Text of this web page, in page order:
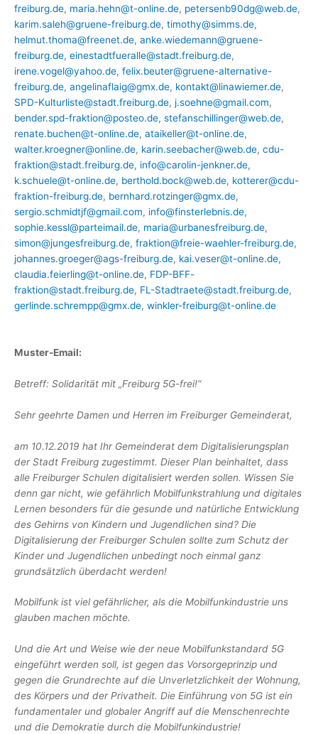
freiburg.de, maria.hehn@t-online.de, petersenb90dg@web.de,
karim.saleh@gruene-freiburg.de, timothy@simms.de,
helmut.thoma@freenet.de, anke.wiedemann@gruene-
freiburg.de, einestadtfueralle@stadt.freiburg.de,
irene.vogel@yahoo.de, felix.beuter@gruene-alternative-
freiburg.de, angelinaflaig@gmx.de, kontakt@linawiemer.de,
SPD-Kulturliste@stadt.freiburg.de, j.soehne@gmail.com,
bender.spd-fraktion@posteo.de, stefanschillinger@web.de,
renate.buchen@t-online.de, ataikeller@t-online.de,
walter.kroegner@online.de, karin.seebacher@web.de, cdu-
fraktion@stadt.freiburg.de, info@carolin-jenkner.de,
k.schuele@t-online.de, berthold.bock@web.de, kotterer@cdu-
fraktion-freiburg.de, bernhard.rotzinger@gmx.de,
sergio.schmidtjf@gmail.com, info@finsterlebnis.de,
sophie.kessl@parteimail.de, maria@urbanesfreiburg.de,
simon@jungesfreiburg.de, fraktion@freie-waehler-freiburg.de,
johannes.groeger@ags-freiburg.de, kai.veser@t-online.de,
claudia.feierling@t-online.de, FDP-BFF-
fraktion@stadt.freiburg.de, FL-Stadtraete@stadt.freiburg.de,
gerlinde.schrempp@gmx.de, winkler-freiburg@t-online.de
Muster-Email:
Betreff: Solidarität mit „Freiburg 5G-frei!“
Sehr geehrte Damen und Herren im Freiburger Gemeinderat,
am 10.12.2019 hat Ihr Gemeinderat dem Digitalisierungsplan
der Stadt Freiburg zugestimmt. Dieser Plan beinhaltet, dass
alle Freiburger Schulen digitalisiert werden sollen. Wissen Sie
denn gar nicht, wie gefährlich Mobilfunkstrahlung und digitales
Lernen besonders für die gesunde und natürliche Entwicklung
des Gehirns von Kindern und Jugendlichen sind? Die
Digitalisierung der Freiburger Schulen sollte zum Schutz der
Kinder und Jugendlichen unbedingt noch einmal ganz
grundsätzlich überdacht werden!
Mobilfunk ist viel gefährlicher, als die Mobilfunkindustrie uns
glauben machen möchte.
Und die Art und Weise wie der neue Mobilfunkstandard 5G
eingeführt werden soll, ist gegen das Vorsorgeprinzip und
gegen die Grundrechte auf die Unverletzlichkeit der Wohnung,
des Körpers und der Privatheit. Die Einführung von 5G ist ein
fundamentaler und globaler Angriff auf die Menschenrechte
und die Demokratie durch die Mobilfunkindustrie!